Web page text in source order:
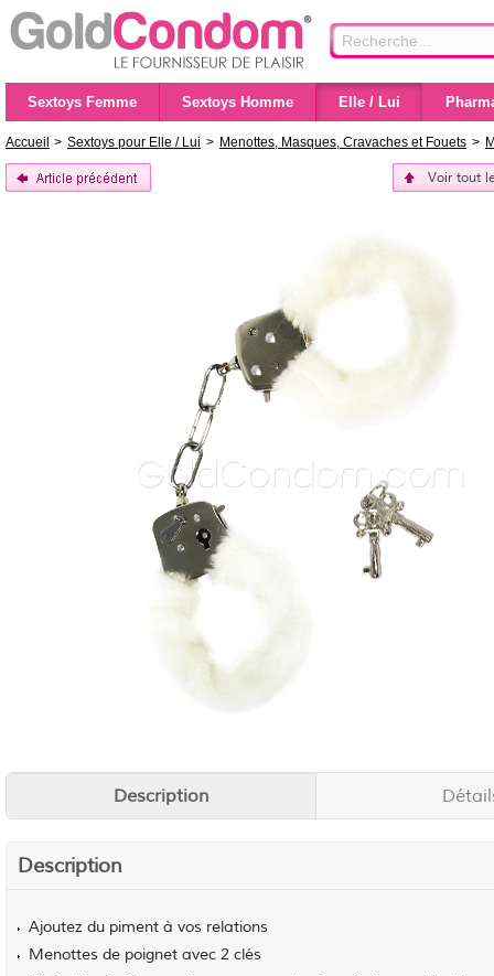
Sextoys Femme Sextoys Homme Elle / Lui
Accueil > Sextoys pour Elle / Lui > Menottes, Masques, Cravaches et Fouets >
Voir tout
Description
Description
Ajoutez du piment à vos relations
Menottes de poignet avec 2 clés